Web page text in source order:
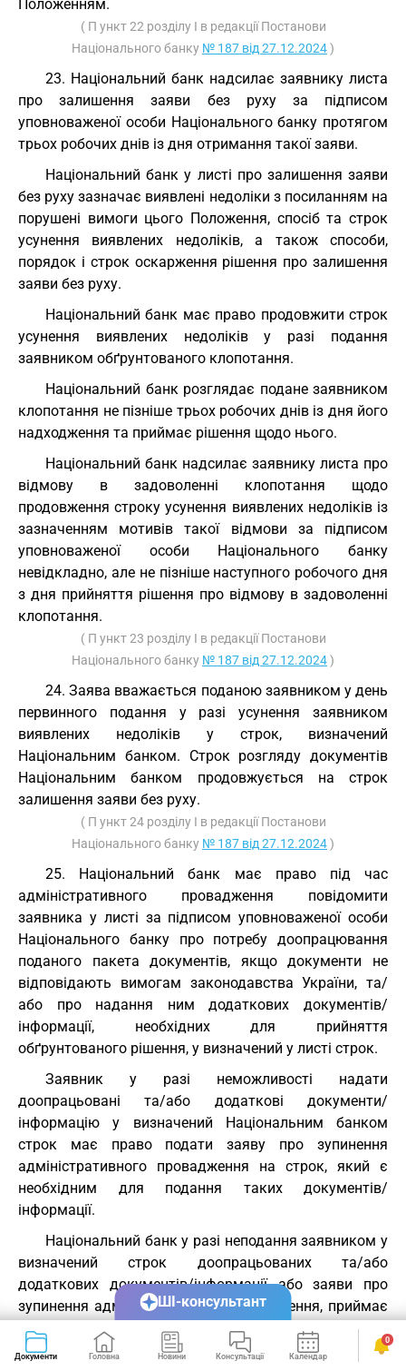
Положенням.
( П ункт 22 розділу I в редакції Постанови
Національного банку № 187 від 27.12.2024)
23. Національний банк надсилає заявнику листа
про залишення заяви без руху за підписом
уповноваженої особи Національного банку протягом
трьох робочих днів із дня отримання такої заяви.
Національний банк у листі про залишення заяви
без руху зазначає виявлені недоліки з посиланням на
порушені вимоги цього Положення, спосіб та строк
усунення виявлених недоліків, а також способи,
порядок і строк оскарження рішення про залишення
заяви без руху.
Національний банк має право продовжити строк
усунення виявлених недоліків у разі подання
заявником обґрунтованого клопотання.
Національний банк розглядає подане заявником
клопотання не пізніше трьох робочих днів із дня його
надходження та приймає рішення щодо нього.
Національний банк надсилає заявнику листа про
відмову в задоволенні клопотання щодо
продовження строку усунення виявлених недоліків із
зазначенням мотивів такої відмови за підписом
уповноваженої особи Національного банку
невідкладно, але не пізніше наступного робочого дня
з дня прийняття рішення про відмову в задоволенні
клопотання.
( П ункт 23 розділу I в редакції Постанови
Національного банку № 187 від 27.12.2024)
24. Заява вважається поданою заявником у день
первинного подання у разі усунення заявником
виявлених недоліків у строк, визначений
Національним банком. Строк розгляду документів
Національним банком продовжується на строк
залишення заяви без руху.
( П ункт 24 розділу I в редакції Постанови
Національного банку № 187 від 27.12.2024)
25. Національний банк має право під час
адміністративного провадження повідомити
заявника у листі за підписом уповноваженої особи
Національного банку про потребу доопрацювання
поданого пакета документів, якщо документи не
відповідають вимогам законодавства України, та/
або про надання ним додаткових документів/
інформації, необхідних для прийняття
обґрунтованого рішення, у визначений у листі строк.
Заявник у разі неможливості надати
доопрацьовані та/або додаткові документи/
інформацію у визначений Національним банком
строк має право подати заяву про зупинення
адміністративного провадження на строк, який є
необхідним для подання таких документів/
інформації.
Національний банк у разі неподання заявником у
визначений строк доопрацьованих та/або
додаткових документів/інформації або заяви про
зупинення адміністративного провадження, приймає
рішення за результатом розгляду наявних у
Національного банку документів/інформації.
Документи Головна Новини Консультації Календар Сервіси
0
ШІ-консультант